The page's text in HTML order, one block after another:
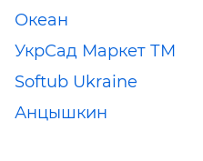
Океан
УкрСад Маркет ТМ
Softub Ukraine
Анцышкин